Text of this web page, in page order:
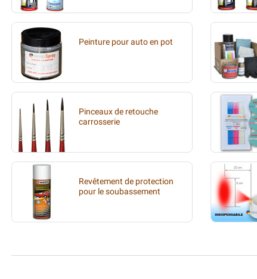
Peinture pour auto en pot
Pinceaux de retouche
carrosserie
Revêtement de protection
pour le soubassement